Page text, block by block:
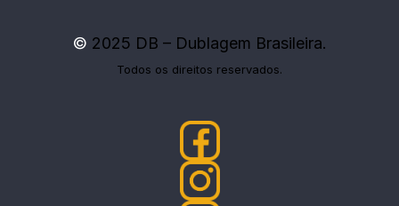
© 2025 DB – Dublagem Brasileira.
Todos os direitos reservados.